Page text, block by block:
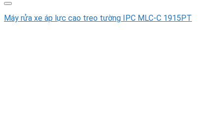
Máy rửa xe áp lực cao treo tường IPC MLC-C 1915PT